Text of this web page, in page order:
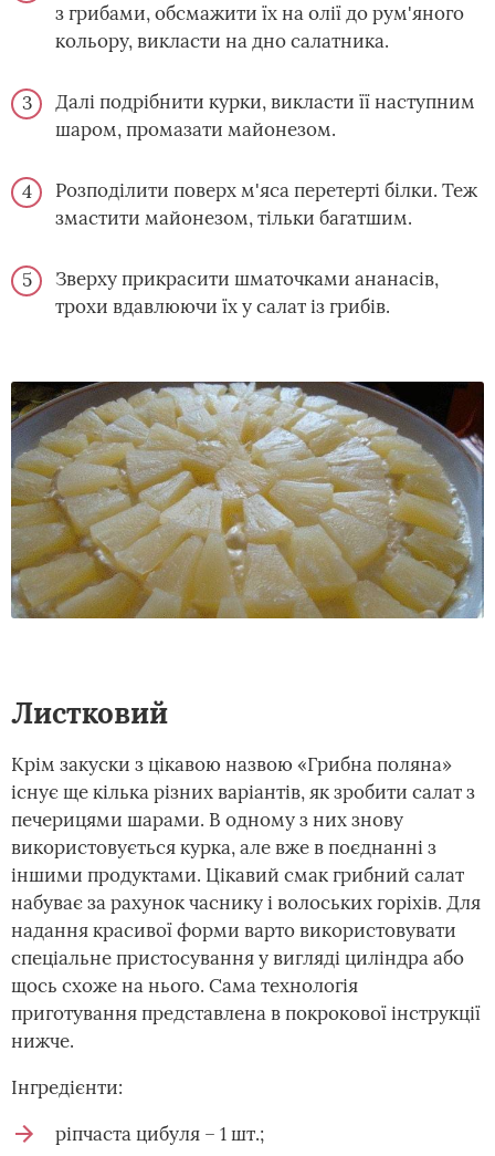
з грибами, обсмажити їх на олії до рум'яного
кольору, викласти на дно салатника.
Далі подрібнити курки, викласти її наступним
шаром, промазати майонезом.
Розподілити поверх м'яса перетерті білки. Теж
змастити майонезом, тільки багатшим.
Зверху прикрасити шматочками ананасів,
трохи вдавлюючи їх у салат із грибів.
Листковий
Крім закуски з цікавою назвою «Грибна поляна»
існує ще кілька різних варіантів, як зробити салат з
печерицями шарами. В одному з них знову
використовується курка, але вже в поєднанні з
іншими продуктами. Цікавий смак грибний салат
набуває за рахунок часнику і волоських горіхів. Для
надання красивої форми варто використовувати
спеціальне пристосування у вигляді циліндра або
щось схоже на нього. Сама технологія
приготування представлена в покрокової інструкції
нижче.
Інгредієнти:
ріпчаста цибуля – 1 шт.;